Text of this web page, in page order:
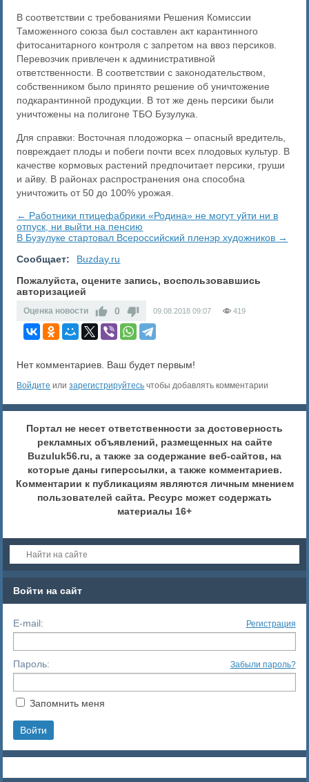
В соответствии с требованиями Решения Комиссии
Таможенного союза был составлен акт карантинного
фитосанитарного контроля с запретом на ввоз персиков.
Перевозчик привлечен к административной
ответственности. В соответствии с законодательством,
собственником было принято решение об уничтожение
подкарантинной продукции. В тот же день персики были
уничтожены на полигоне ТБО Бузулука.
Для справки: Восточная плодожорка – опасный вредитель,
повреждает плоды и побеги почти всех плодовых культур. В
качестве кормовых растений предпочитает персики, груши
и айву. В районах распространения она способна
уничтожить от 50 до 100% урожая.
← Работники птицефабрики «Родина» не могут уйти ни в
отпуск, ни выйти на пенсию
В Бузулуке стартовал Всероссийский пленэр художников →
Сообщает:
Buzday.ru
Пожалуйста, оцените запись, воспользовавшись
авторизацией
Оценка новости 0 09.08.2018 09:07 419
Нет комментариев. Ваш будет первым!
Войдите илизарегистрируйтесь чтобы добавлять комментарии
Портал не несет ответственности за достоверность
рекламных объявлений, размещенных на сайте
Buzuluk56.ru, а также за содержание веб-сайтов, на
которые даны гиперссылки, а также комментариев.
Комментарии к публикациям являются личным мнением
пользователей сайта. Ресурс может содержать
материалы 16+
Войти на сайт
E-mail: Регистрация
Пароль: Забыли пароль?
Запомнить меня